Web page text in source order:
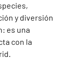
y diversión
es una
con la